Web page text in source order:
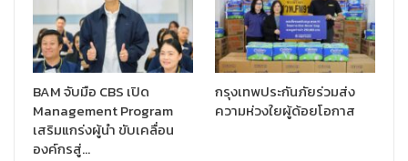
BAM จับมือ CBS เปิด
Management Program
เสริมแกร่งผู้นำ ขับเคลื่อน
องค์กรสู่…
กรุงเทพประกันภัยร่วมส่ง
ความห่วงใยผู้ด้อยโอกาส